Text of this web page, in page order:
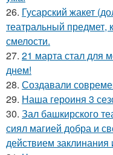
26. Гусарский жакет
театральный предмет,
смелости.
27. 21 марта стал для
днем!
28. Создавали
29. Наша героиня 3
30. Зал башкирского
сиял магией добра и
действием заклинания